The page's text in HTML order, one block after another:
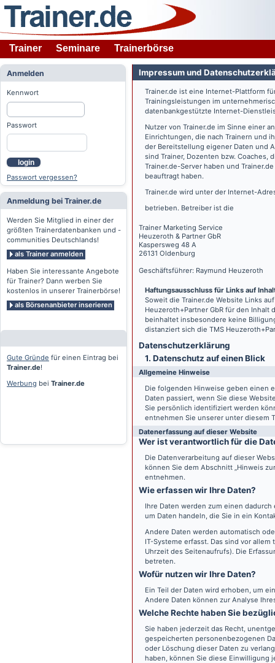
Trainer Seminare Trainerbörse
Anmelden
Kennwort
Passwort
login
Passwort vergessen?
Anmeldung bei Trainer.de
Werden Sie Mitglied in einer der
größten Trainerdatenbanken und -
communities Deutschlands!
als Trainer anmelden
Haben Sie interessante Angebote
für Trainer? Dann werben Sie
kostenlos in unserer Trainerbörse!
als Börsenanbieter inserieren
Gute Gründe für einen Eintrag bei
Trainer.de!
Werbung bei Trainer.de
Impressum und
Trainer.de ist eine Internet-Plattform
Trainingsleistungen im
datenbankgestützte Internet-
Nutzer von Trainer.de im Sinne einer
Einrichtungen, die nach Trainern und
der Bereitstellung eigener Daten und
sind Trainer, Dozenten bzw.
Trainer.de-Server haben und Trainer.de
beauftragt haben.
Trainer.de wird unter der Internet-
betrieben. Betreiber ist die
Trainer Marketing Service
Heuzeroth & Partner GbR
Kaspersweg 48 A
26131 Oldenburg
Geschäftsführer: Raymund Heuzeroth
Haftungsausschluss für Links auf
Soweit die Trainer.de Website Links
Heuzeroth+Partner GbR für den Inhalt
beinhaltet insbesondere keine
distanziert sich die TMS
Datenschutz­erklärung
1. Datenschutz auf einen Blick
Allgemeine Hinweise
Die folgenden Hinweise geben einen
Daten passiert, wenn Sie diese
Sie persönlich identifiziert werden
entnehmen Sie unserer unter diesem
Datenerfassung auf dieser Website
Wer ist verantwortlich für die
Die Datenverarbeitung auf dieser
können Sie dem Abschnitt „Hinweis
entnehmen.
Wie erfassen wir Ihre Daten?
Ihre Daten werden zum einen
um Daten handeln, die Sie in ein
Andere Daten werden automatisch
IT-Systeme erfasst. Das sind vor
Uhrzeit des Seitenaufrufs). Die
betreten.
Wofür nutzen wir Ihre Daten?
Ein Teil der Daten wird erhoben, um
Andere Daten können zur Analyse
Welche Rechte haben Sie
Sie haben jederzeit das Recht,
gespeicherten personenbezogenen
oder Löschung dieser Daten zu
haben, können Sie diese Einwilligung